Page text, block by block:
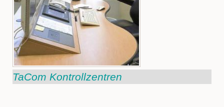
TaCom Kontrollzentren